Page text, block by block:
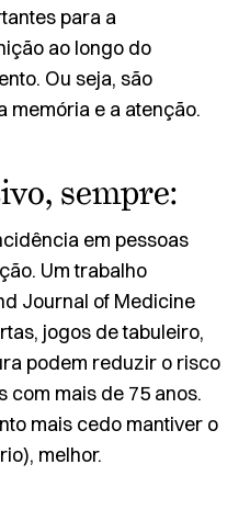
para a
ao longo do
Ou seja, são
memória e a atenção.
sempre:
em pessoas
Um trabalho
Journal of Medicine
jogos de tabuleiro,
podem reduzir o risco
com mais de 75 anos.
mais cedo mantiver o
melhor.